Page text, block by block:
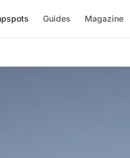
Guides Magazine